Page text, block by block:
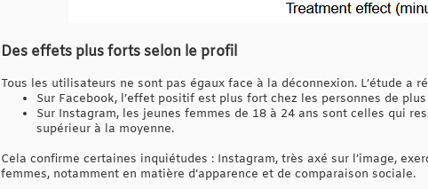
Des effets plus forts selon le profil
Tous les utilisateurs ne sont pas égaux face à la déconnexion. L’étude a
Sur Facebook, l’effet positif est plus fort chez les personnes de
Sur Instagram, les jeunes femmes de 18 à 24 ans sont celles qui
supérieur à la moyenne.
Cela confirme certaines inquiétudes : Instagram, très axé sur l’image,
femmes, notamment en matière d’apparence et de comparaison sociale.